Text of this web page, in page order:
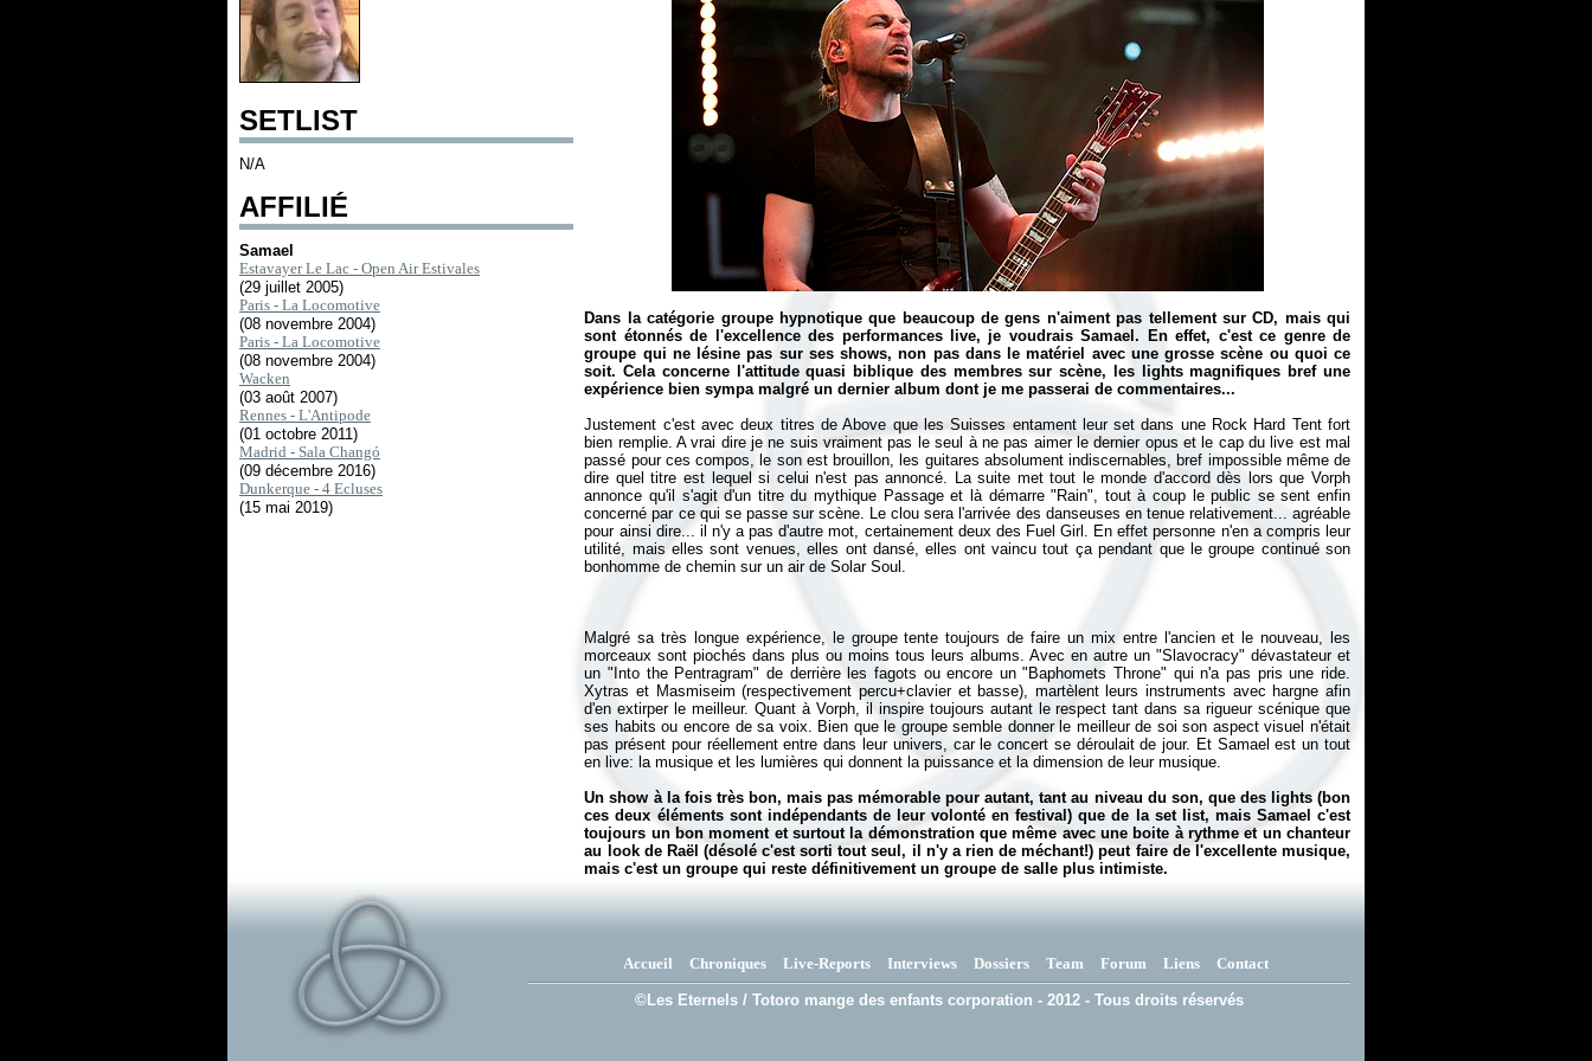
SETLIST
N/A
AFFILIÉ
Samael
Estavayer Le Lac - Open Air Estivales
(29 juillet 2005)
Paris - La Locomotive
(08 novembre 2004)
Paris - La Locomotive
(08 novembre 2004)
Wacken
(03 août 2007)
Rennes - L'Antipode
(01 octobre 2011)
Madrid - Sala Changó
(09 décembre 2016)
Dunkerque - 4 Ecluses
(15 mai 2019)
Dans la catégorie groupe hypnotique que beaucoup de gens n'aiment pas tellement sur CD, mais qui
sont étonnés de l'excellence des performances live, je voudrais Samael. En effet, c'est ce genre de
groupe qui ne lésine pas sur ses shows, non pas dans le matériel avec une grosse scène ou quoi ce
soit. Cela concerne l'attitude quasi biblique des membres sur scène, les lights magnifiques bref une
expérience bien sympa malgré un dernier album dont je me passerai de commentaires...
Justement c'est avec deux titres deAbove que les Suisses entament leur set dans une Rock Hard Tent fort
bien remplie. A vrai dire je ne suis vraiment pas le seul à ne pas aimer le dernier opus et le cap du live est mal
passé pour ces compos, le son est brouillon, les guitares absolument indiscernables, bref impossible même de
dire quel titre est lequel si celui n'est pas annoncé. La suite met tout le monde d'accord dès lors que Vorph
annonce qu'il s'agit d'un titre du mythique Passageet là démarre "Rain", tout à coup le public se sent enfin
concerné par ce qui se passe sur scène. Le clou sera l'arrivée des danseuses en tenue relativement... agréable
pour ainsi dire... il n'y a pas d'autre mot, certainement deux des Fuel Girl. En effet personne n'en a compris leur
utilité, mais elles sont venues, elles ont dansé, elles ont vaincu tout ça pendant que le groupe continué son
bonhomme de chemin sur un air deSolar Soul
Malgré sa très longue expérience, le groupe tente toujours de faire un mix entre l'ancien et le nouveau, les
morceaux sont piochés dans plus ou moins tous leurs albums. Avec en autre un "Slavocracy" dévastateur et
un "Into the Pentragram" de derrière les fagots ou encore un "Baphomets Throne" qui n'a pas pris une ride.
Xytras et Masmiseim (respectivement percu+clavier et basse), martèlent leurs instruments avec hargne afin
d'en extirper le meilleur. Quant à Vorph, il inspire toujours autant le respect tant dans sa rigueur scénique que
ses habits ou encore de sa voix. Bien que le groupe semble donner le meilleur de soi son aspect visuel n'était
pas présent pour réellement entre dans leur univers, car le concert se déroulait de jour. Et Samael est un tout
en live: la musique et les lumières qui donnent la puissance et la dimension de leur musique.
Un show à la fois très bon, mais pas mémorable pour autant, tant au niveau du son, que des lights (bon
ces deux éléments sont indépendants de leur volonté en festival) que de la set list, mais Samael c'est
toujours un bon moment et surtout la démonstration que même avec une boite à rythme et un chanteur
au look de Raël (désolé c'est sorti tout seul, il n'y a rien de méchant!) peut faire de l'excellente musique,
mais c'est un groupe qui reste définitivement un groupe de salle plus intimiste.
Accueil Chroniques Live-Reports Interviews Dossiers Team Forum Liens Contact
©Les Eternels / Totoro mange des enfants corporation - 2012 - Tous droits réservés